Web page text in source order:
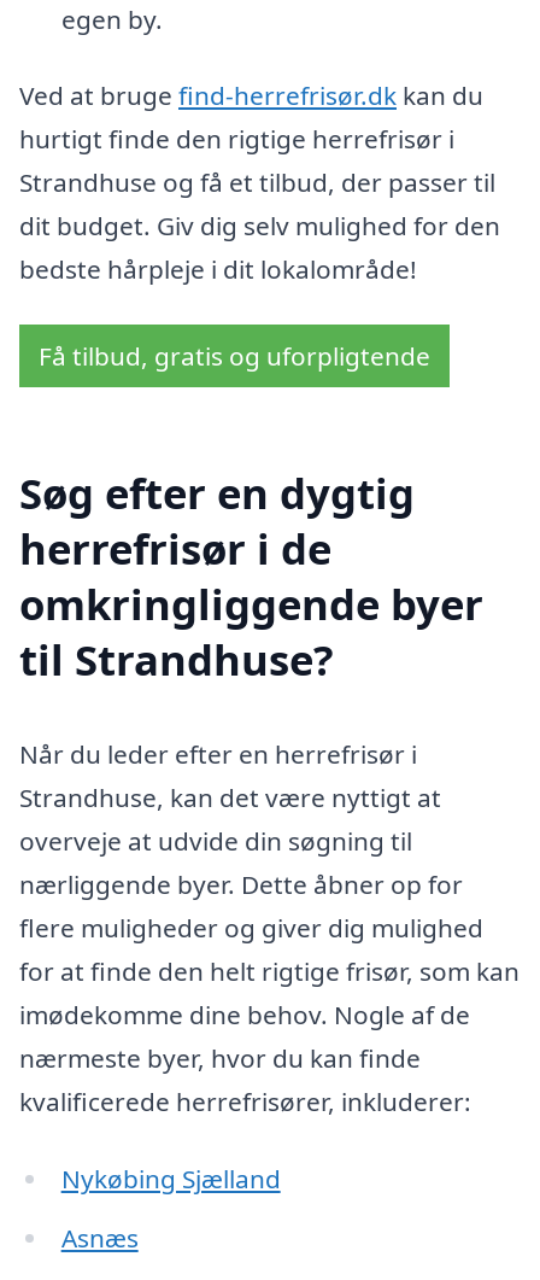
egen by.
Ved at bruge find-herrefrisør.dk kan du
hurtigt finde den rigtige herrefrisør i
Strandhuse og få et tilbud, der passer til
dit budget. Giv dig selv mulighed for den
bedste hårpleje i dit lokalområde!
Få tilbud, gratis og uforpligtende
Søg efter en dygtig
herrefrisør i de
omkringliggende byer
til Strandhuse?
Når du leder efter en herrefrisør i
Strandhuse, kan det være nyttigt at
overveje at udvide din søgning til
nærliggende byer. Dette åbner op for
flere muligheder og giver dig mulighed
for at finde den helt rigtige frisør, som kan
imødekomme dine behov. Nogle af de
nærmeste byer, hvor du kan finde
kvalificerede herrefrisører, inkluderer:
Nykøbing Sjælland
Asnæs